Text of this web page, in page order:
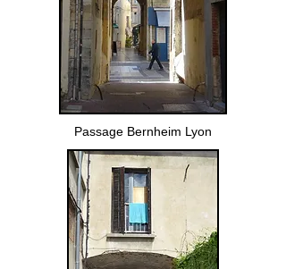
Passage Bernheim Lyon